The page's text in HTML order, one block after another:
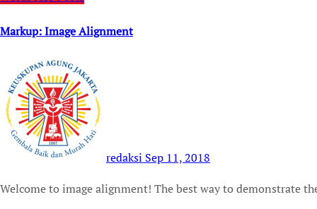
Markup: Image Alignment
redaksi Sep 11, 2018
Welcome to image alignment! The best way to